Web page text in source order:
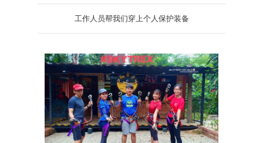
工作人员帮我们穿上个人保护装备